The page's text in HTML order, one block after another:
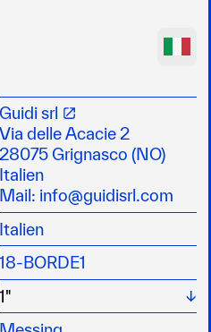
Umfeld
zum Schutz vor
Schlauch- und
Guidi srl
Via delle Acacie 2
28075 Grignasco (NO)
Italien
Mail: info@guidisrl.com
Italien
18-BORDE1